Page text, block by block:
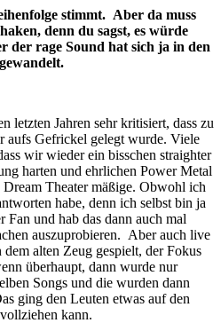
stimmt. Aber da muss
denn du sagst, es würde
der rage Sound hat sich ja in den
letzten Jahren sehr kritisiert, dass zu
aufs Gefrickel gelegt wurde. Viele
wir wieder ein bisschen straighter
harten und ehrlichen Power Metal
Dream Theater mäßige. Obwohl ich
habe, denn ich selbst bin ja
Fan und hab das dann auch mal
auszuprobieren. Aber auch live
alten Zeug gespielt, der Fokus
überhaupt, dann wurde nur
Songs und die wurden dann
ging den Leuten etwas auf den
kann.